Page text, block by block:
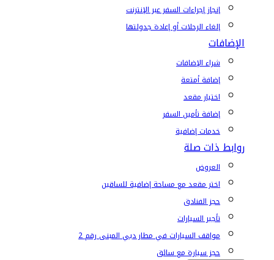
إنجاز إجراءات السفر عبر الإنترنت
إلغاء الرحلات أو إعادة جدولتها
الإضافات
شراء الإضافات
إضافة أمتعة
اختيار مقعد
إضافة تأمين السفر
خدمات إضافية
روابط ذات صلة
العروض
اختر مقعد مع مساحة إضافية للساقين
حجز الفنادق
تأجير السيارات
مواقف السيارات في مطار دبي المبنى رقم 2
حجز سيارة مع سائق